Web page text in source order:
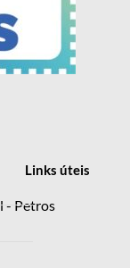
Linksúteis
- Petros